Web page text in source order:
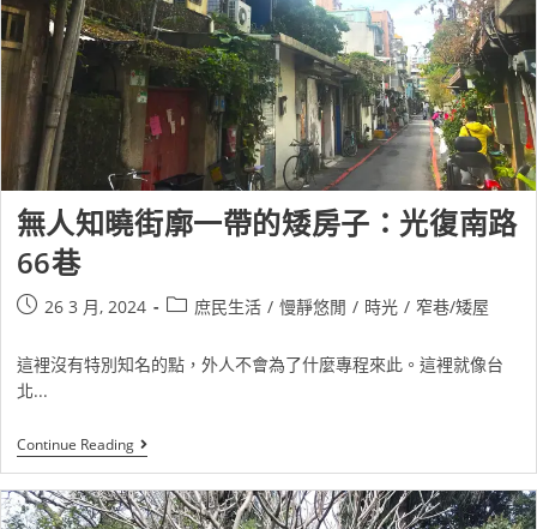
無人知曉街廓一帶的矮房子：光復南路
66巷
26 3 月, 2024 庶民生活 / 慢靜悠閒 / 時光 / 窄巷/矮屋
這裡沒有特別知名的點，外人不會為了什麼專程來此。這裡就像台
北...
Continue Reading